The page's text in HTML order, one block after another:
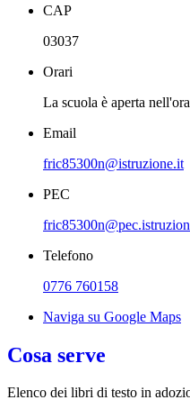
CAP
03037
Orari
La scuola è aperta
Email
fric85300n@istruzione.it
PEC
Telefono
0776 760158
Naviga su Google Maps
Cosa serve
Elenco dei libri di testo in